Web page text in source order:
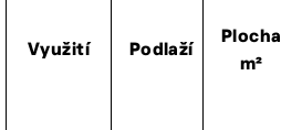
Využití Podlaží
Plocha
m²